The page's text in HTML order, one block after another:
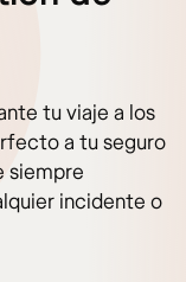
tu viaje a los
a tu seguro
siempre
incidente o